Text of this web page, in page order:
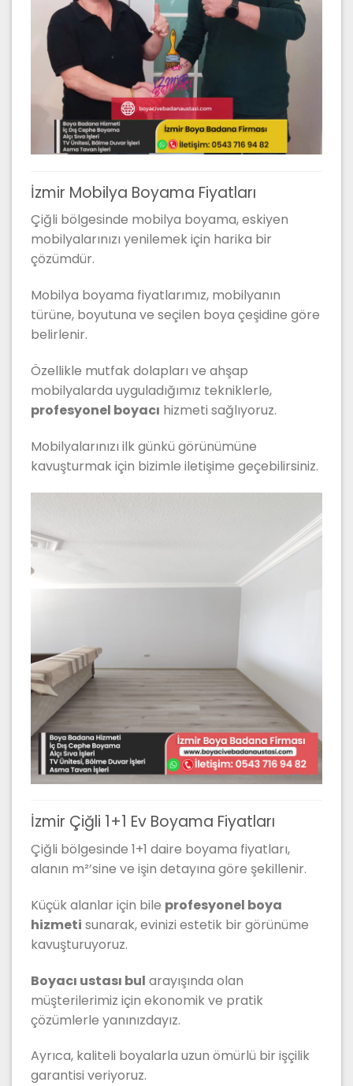
İzmir Mobilya Boyama Fiyatları
Çiğli bölgesinde mobilya boyama, eskiyen
mobilyalarınızı yenilemek için harika bir
çözümdür.
Mobilya boyama fiyatlarımız, mobilyanın
türüne, boyutuna ve seçilen boya çeşidine göre
belirlenir.
Özellikle mutfak dolapları ve ahşap
mobilyalarda uyguladığımız tekniklerle,
profesyonel boyacı hizmeti sağlıyoruz.
Mobilyalarınızı ilk günkü görünümüne
kavuşturmak için bizimle iletişime geçebilirsiniz.
İzmir Çiğli 1+1 Ev Boyama Fiyatları
Çiğli bölgesinde 1+1 daire boyama fiyatları,
alanın m²’sine ve işin detayına göre şekillenir.
Küçük alanlar için bile profesyonel boya
hizmeti sunarak, evinizi estetik bir görünüme
kavuşturuyoruz.
Boyacı ustası bul arayışında olan
müşterilerimiz için ekonomik ve pratik
çözümlerle yanınızdayız.
Ayrıca, kaliteli boyalarla uzun ömürlü bir işçilik
garantisi veriyoruz.